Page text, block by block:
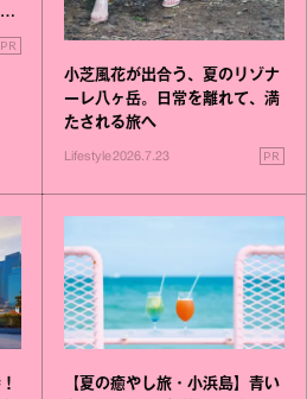
PR
小芝風花が出合う、夏のリゾナ
ーレ八ヶ岳。日常を離れて、満
たされる旅へ
Lifestyle2026.7.23 PR
【夏の癒やし旅・小浜島】青い